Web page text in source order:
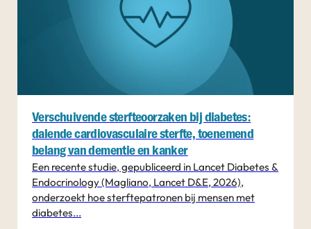
Verschuivende sterfteoorzaken bij diabetes:
dalende cardiovasculaire sterfte, toenemend
belang van dementie en kanker
Een recente studie, gepubliceerd in Lancet Diabetes &
Endocrinology (Magliano, Lancet D&E, 2026),
onderzoekt hoe sterftepatronen bij mensen met
diabetes...